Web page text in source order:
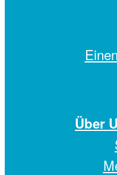
Einen
Über